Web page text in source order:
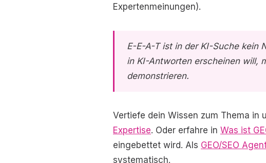
Expertenmeinungen).
E-E-A-T ist in der KI-Suche kein
in KI-Antworten erscheinen will,
demonstrieren.
Vertiefe dein Wissen zum Thema in
Expertise. Oder erfahre in Was ist
eingebettet wird. Als GEO/SEO
systematisch.